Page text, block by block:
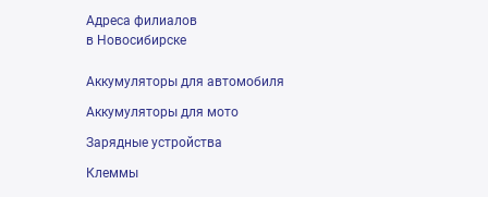
Адреса филиалов
в Новосибирске
Аккумуляторы для автомобиля
Аккумуляторы для мото
Зарядные устройства
Клеммы